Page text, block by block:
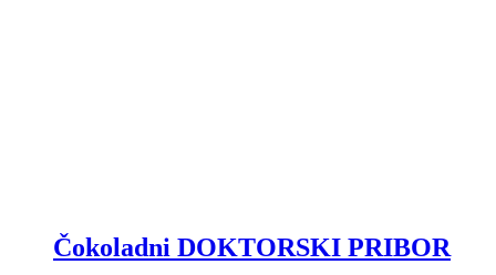
Čokoladni DOKTORSKI PRIBOR